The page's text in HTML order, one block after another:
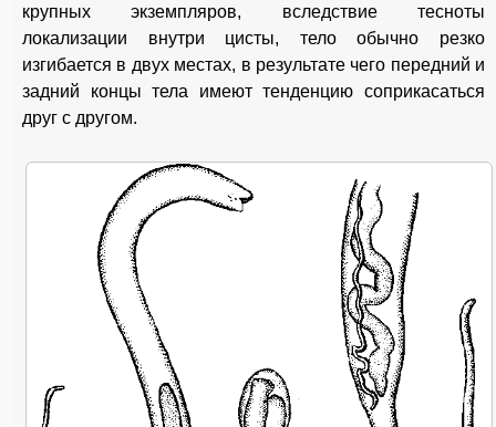
крупных экземпляров, вследствие тесноты
локализации внутри цисты, тело обычно резко
изгибается в двух местах, в результате чего передний и
задний концы тела имеют тенденцию соприкасаться
друг с другом.